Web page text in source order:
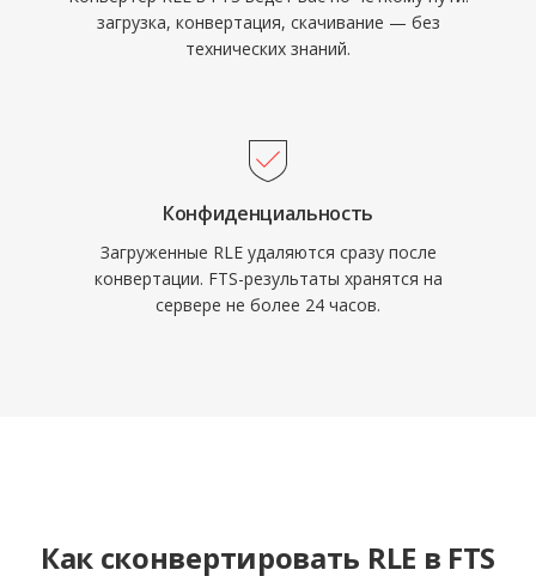
загрузка, конвертация, скачивание — без
технических знаний.
Конфиденциальность
Загруженные RLE удаляются сразу после
конвертации. FTS-результаты хранятся на
сервере не более 24 часов.
Как сконвертировать RLE в FTS